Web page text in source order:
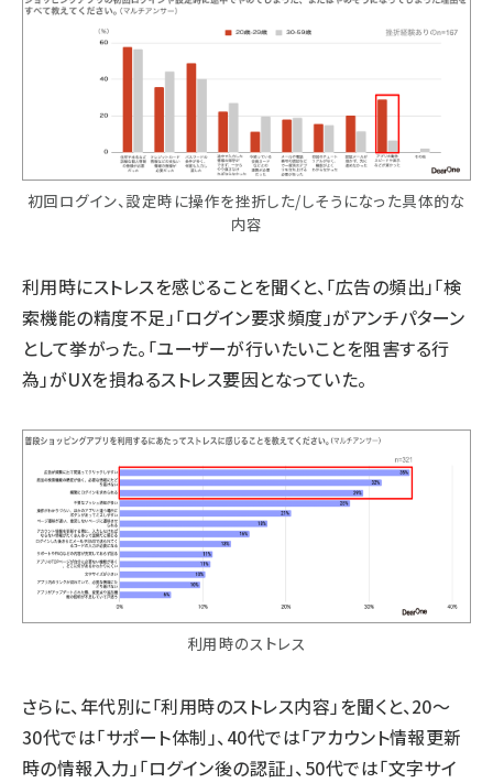
初回ログイン、設定時に操作を挫折した/しそうになった具体的な
内容
利用時にストレスを感じることを聞くと、「広告の頻出」「検
索機能の精度不足」「ログイン要求頻度」がアンチパターン
として挙がった。「ユーザーが行いたいことを阻害する行
為」がUXを損ねるストレス要因となっていた。
利用時のストレス
さらに、年代別に「利用時のストレス内容」を聞くと、20～
30代では「サポート体制」、40代では「アカウント情報更新
時の情報入力」「ログイン後の認証」、50代では「文字サイ